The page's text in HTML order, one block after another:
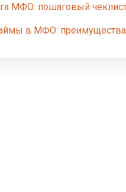
МФО: пошаговый
в МФО: преимущества